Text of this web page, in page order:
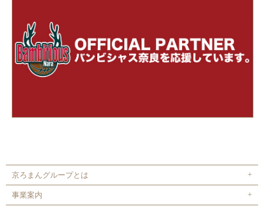
京ろまんグループとは
事業案内